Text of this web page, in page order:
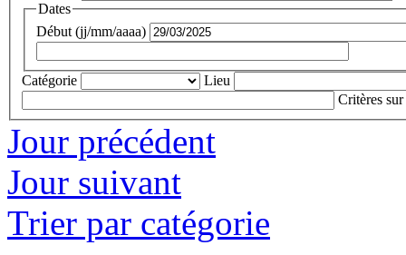
Dates
Début (jj/mm/aaaa)
Catégorie
Lieu
Critères sur
Jour précédent
Jour suivant
Trier par catégorie